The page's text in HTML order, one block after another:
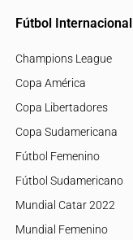
Fútbol Internacional
Champions League
Copa América
Copa Libertadores
Copa Sudamericana
Fútbol Femenino
Fútbol Sudamericano
Mundial Catar 2022
Mundial Femenino